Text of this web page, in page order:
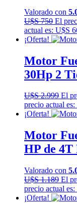
Valorado con
U$S750 El
actual es: U$S
¡Oferta!
Motor
30Hp 2
U$S2.999 El
precio actual
¡Oferta!
Motor
HP de 4T
Valorado con
U$S1.189 El
precio actual
¡Oferta!